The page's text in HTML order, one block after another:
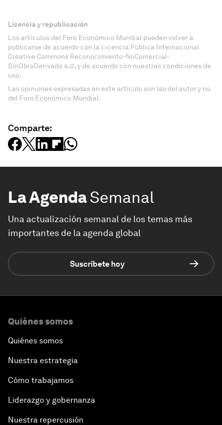
Licencia y republicación
Los artículos del Foro Económico Mundial pueden volver a
publicarse de acuerdo con la Licencia Pública Internacional
Creative Commons Reconocimiento-NoComercial-
SinObraDerivada 4.0, y de acuerdo con nuestras condiciones de
uso.
Las opiniones expresadas en este artículo son las del autor y no
del Foro Económico Mundial.
Comparte:
La AgendaSemanal
Una actualización semanal de los temas más
importantes de la agenda global
Suscríbete hoy
Quiénes somos
Quiénes somos
Nuestra estrategia
Cómo trabajamos
Liderazgo y gobernanza
Nuestra repercusión